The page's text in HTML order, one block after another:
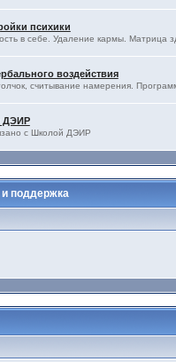
психики
в себе. Удаление кармы. Матрица
воздействия
считывание намерения.
ДЭИР
с Школой ДЭИР
поддержка